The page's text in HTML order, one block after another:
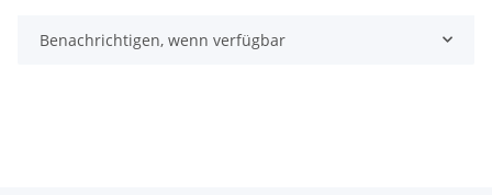
Benachrichtigen, wenn verfügbar